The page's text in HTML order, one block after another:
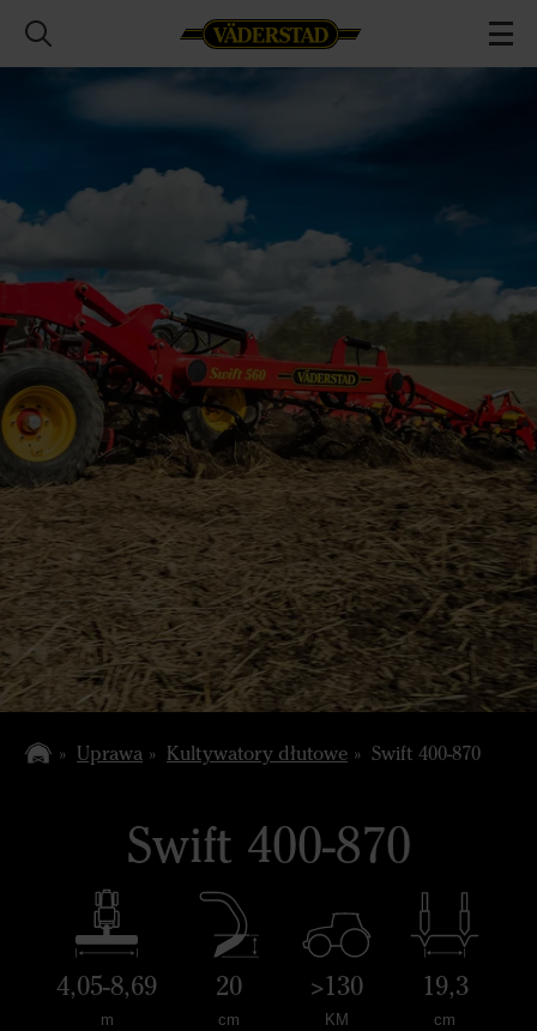
Uprawa Kultywatory dłutowe Swift 400-870
Swift 400-870
4,05-8,69
m
20
cm
>130
KM
19,3
cm